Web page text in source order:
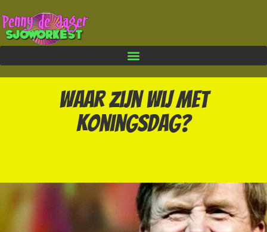
Waar zijn wij met
Koningsdag?